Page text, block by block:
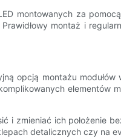
montowanych za
montaż i
opcją montażu
elementów
i zmieniać ich położenie
detalicznych czy na